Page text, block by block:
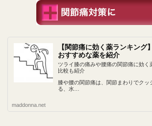
【関節痛に効く薬ランキング
おすすめな薬を紹介
ツライ膝の痛みや腰痛の関節痛に効く
比較も紹介
膝や腰の関節痛は、関節まわりでクッ
る、水…
maddonna.net